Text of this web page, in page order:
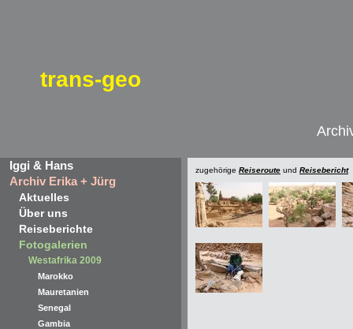
trans-geo
Iggi & Hans
Archiv Erika + Jürg
Aktuelles
Über uns
Reiseberichte
Fotogalerien
Westafrika 2009
Marokko
Mauretanien
Senegal
Gambia
zugehörige Reiseroute und Reisebericht